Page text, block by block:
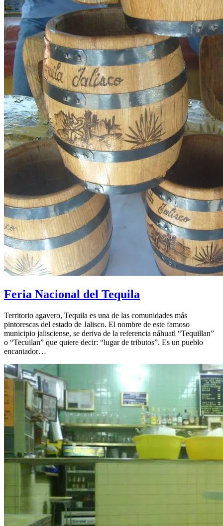
Feria Nacional del Tequila
Territorio agavero, Tequila es una de las comunidades más
pintorescas del estado de Jalisco. El nombre de este famoso
municipio jalisciense, se deriva de la referencia náhuatl “Tequillan”
o “Tecuilan” que quiere decir: “lugar de tributos”. Es un pueblo
encantador…